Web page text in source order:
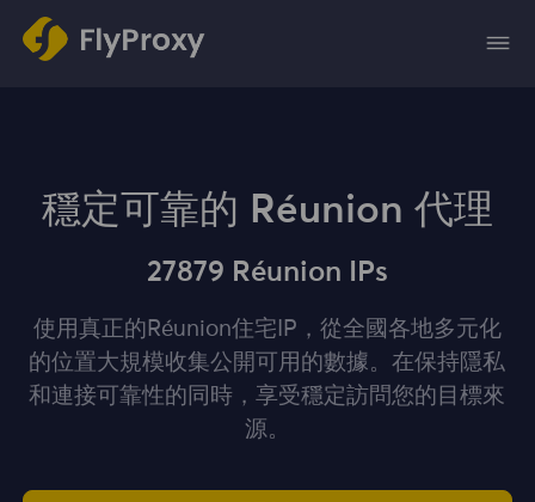
穩定可靠的 Réunion 代理
27879 Réunion IPs
使用真正的Réunion住宅IP，從全國各地多元化
的位置大規模收集公開可用的數據。在保持隱私
和連接可靠性的同時，享受穩定訪問您的目標來
源。